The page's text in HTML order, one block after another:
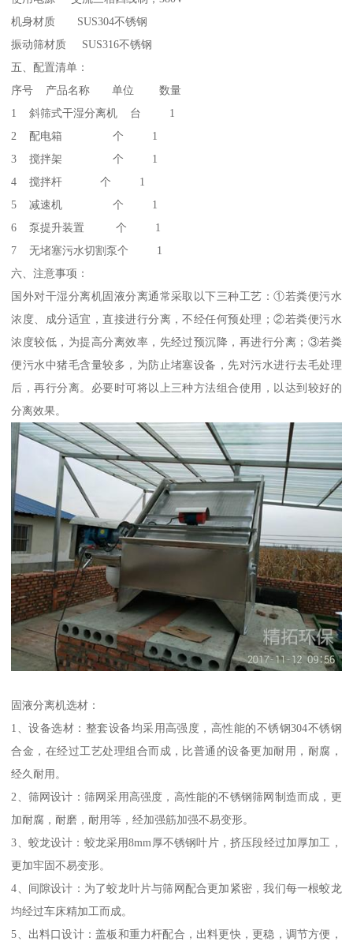
机身材质 SUS304不锈钢
振动筛材质 SUS316不锈钢
五、配置清单：
序号 产品名称 单位 数量
1 斜筛式干湿分离机 台 1
2 配电箱 个 1
3 搅拌架 个 1
4 搅拌杆 个 1
5 减速机 个 1
6 泵提升装置 个 1
7 无堵塞污水切割泵个 1
六、注意事项：
国外对干湿分离机固液分离通常采取以下三种工艺：①若粪便污水
浓度、成分适宜，直接进行分离，不经任何预处理；②若粪便污水
浓度较低，为提高分离效率，先经过预沉降，再进行分离；③若粪
便污水中猪毛含量较多，为防止堵塞设备，先对污水进行去毛处理
后，再行分离。必要时可将以上三种方法组合使用，以达到较好的
分离效果。
固液分离机选材：
1、设备选材：整套设备均采用高强度，高性能的不锈钢304不锈钢
合金，在经过工艺处理组合而成，比普通的设备更加耐用，耐腐，
经久耐用。
2、筛网设计：筛网采用高强度，高性能的不锈钢筛网制造而成，更
加耐腐，耐磨，耐用等，经加强筋加强不易变形。
3、蛟龙设计：蛟龙采用8mm厚不锈钢叶片，挤压段经过加厚加工，
更加牢固不易变形。
4、间隙设计：为了蛟龙叶片与筛网配合更加紧密，我们每一根蛟龙
均经过车床精加工而成。
5、出料口设计：盖板和重力杆配合，出料更快，更稳，调节方便，